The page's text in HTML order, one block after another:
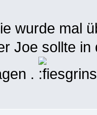
wurde mal
Joe sollte
.